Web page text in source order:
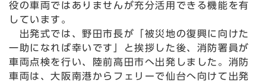
役の車両ではありませんが充分活用できる機能を有
しています。
出発式では、野田市長が「被災地の復興に向けた
一助になれば幸いです」と挨拶した後、消防署員が
車両点検を行い、陸前高田市へ出発しました。消防
車両は、大阪南港からフェリーで仙台へ向けて出発